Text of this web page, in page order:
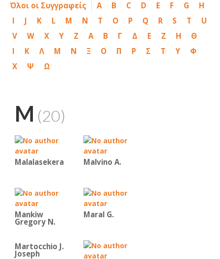
Όλοι οι Συγγραφείς A B C D E F G
H
I
J K L M N T O P Q R S T
U
V
W X Y Z Α Β Γ Δ Ε Ζ Η
Θ
Ι
Κ Λ Μ Ν Ξ Ο Π Ρ Σ Τ Υ
Φ
Χ
Ψ Ω
M (20)
Malalasekera Malvino Α.
Mankiw
Gregory N.
Maral G.
Martocchio J.
Joseph